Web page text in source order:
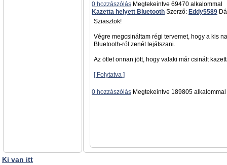
0 hozzászólás Megtekeintve 69470 alkalommal
Kazetta helyett Bluetooth Szerző: Eddy5589
Sziasztok!
Végre megcsináltam régi tervemet, hogy a kis
Bluetooth-ról zenét lejátszani.
Az ötlet onnan jött, hogy valaki már csinált
[ Folytatva ]
0 hozzászólás Megtekeintve 189805 alkalommal
Ki van itt